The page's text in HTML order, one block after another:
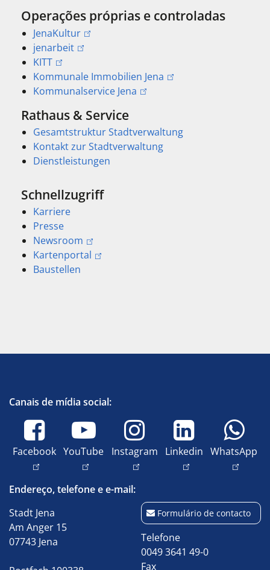
Operações próprias e controladas
JenaKultur
jenarbeit
KITT
Kommunale Immobilien Jena
Kommunalservice Jena
Rathaus & Service
Gesamtstruktur Stadtverwaltung
Kontakt zur Stadtverwaltung
Dienstleistungen
Schnellzugriff
Karriere
Presse
Newsroom
Kartenportal
Baustellen
Canais de mídia social:
Facebook YouTube Instagram Linkedin WhatsApp
Endereço, telefone e e-mail:
Stadt Jena
Am Anger 15
07743 Jena
Formulário de contacto
Telefone
0049 3641 49-0
Fax